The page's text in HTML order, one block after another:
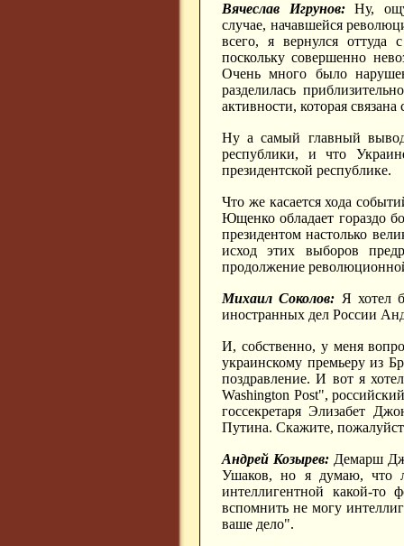
Вячеслав Игрунов:Ну,
случае, начавшейся
всего, я вернулся оттуда
поскольку совершенно
Очень много было
разделилась
активности, которая
Ну а самый главный
республики, и что
президентской республике.
Что же касается хода
Ющенко обладает гораздо
президентом настолько
исход этих выборов
продолжение
Михаил Соколов: Я хотел
иностранных дел России
И, собственно, у меня
украинскому премьеру из
поздравление. И вот я
Washington Post",
госсекретаря Элизабет
Путина. Скажите,
Андрей Козырев:Демарш
Ушаков, но я думаю, что
интеллигентной какой-
вспомнить не могу
ваше дело".